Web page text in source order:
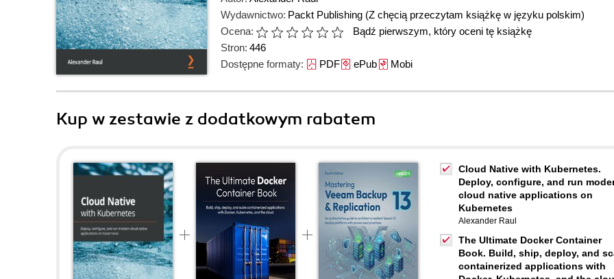
Wydawnictwo: Packt Publishing (Z chęcią przeczytam książkę w języku polskim)
Ocena:
Bądź pierwszym, który oceni tę książkę
Stron: 446
Dostępne formaty: PDFePubMobi
Kup w zestawie z dodatkowym rabatem
Cloud Native with Kubernetes.
Deploy, configure, and run
cloud native applications on
Kubernetes
Alexander Raul
The Ultimate Docker Container
Book. Build, ship, deploy, and
containerized applications with